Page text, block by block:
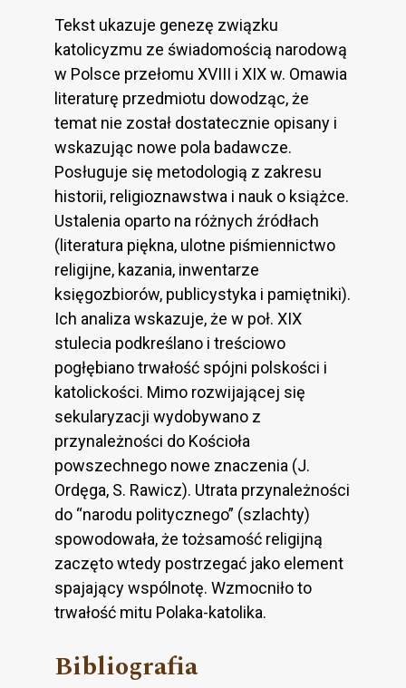
Tekst ukazuje genezę związku
katolicyzmu ze świadomością narodową
w Polsce przełomu XVIII i XIX w. Omawia
literaturę przedmiotu dowodząc, że
temat nie został dostatecznie opisany i
wskazując nowe pola badawcze.
Posługuje się metodologią z zakresu
historii, religioznawstwa i nauk o książce.
Ustalenia oparto na różnych źródłach
(literatura piękna, ulotne piśmiennictwo
religijne, kazania, inwentarze
księgozbiorów, publicystyka i pamiętniki).
Ich analiza wskazuje, że w poł. XIX
stulecia podkreślano i treściowo
pogłębiano trwałość spójni polskości i
katolickości. Mimo rozwijającej się
sekularyzacji wydobywano z
przynależności do Kościoła
powszechnego nowe znaczenia (J.
Ordęga, S. Rawicz). Utrata przynależności
do “narodu politycznego” (szlachty)
spowodowała, że tożsamość religijną
zaczęto wtedy postrzegać jako element
spajający wspólnotę. Wzmocniło to
trwałość mitu Polaka-katolika.
Bibliografia